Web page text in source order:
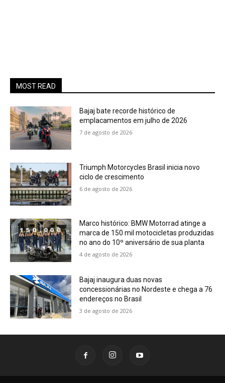
MOST READ
Bajaj bate recorde histórico de
emplacamentos em julho de 2026
7 de agosto de 2026
Triumph Motorcycles Brasil inicia novo
ciclo de crescimento
6 de agosto de 2026
Marco histórico: BMW Motorrad atinge a
marca de 150 mil motocicletas produzidas
no ano do 10º aniversário de sua planta
4 de agosto de 2026
Bajaj inaugura duas novas
concessionárias no Nordeste e chega a 76
endereços no Brasil
3 de agosto de 2026